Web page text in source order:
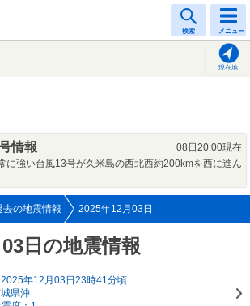
検索 メニュー
現在地
情報
08日20:00現在
に強い台風13号が久米島の西北西約200kmを西に進ん
去の地震情報 2025年12月03日
日の地震情報
年12月03日23時41分頃
県沖